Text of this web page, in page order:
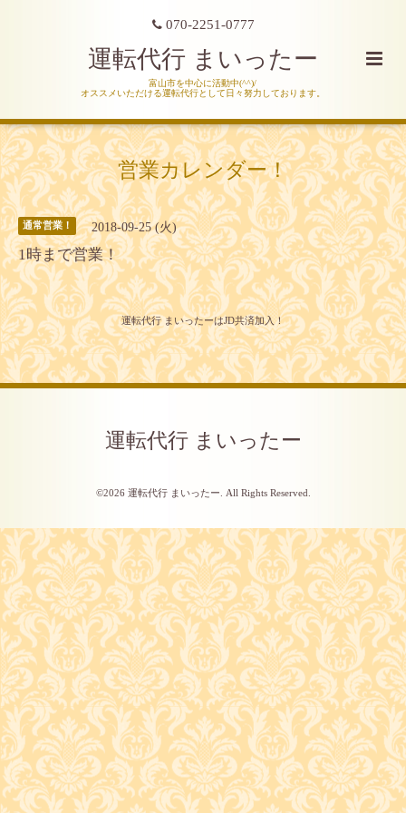
070-2251-0777
運転代行 まいったー
富山市を中心に活動中(^^)/
オススメいただける運転代行として日々努力しております。
営業カレンダー！
通常営業！ 2018-09-25 (火)
1時まで営業！
運転代行 まいったーはJD共済加入！
運転代行 まいったー
©2026 運転代行 まいったー . All Rights Reserved.